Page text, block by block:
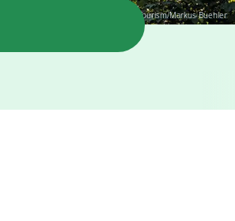
© Switzerland Tourism/Markus Buehler